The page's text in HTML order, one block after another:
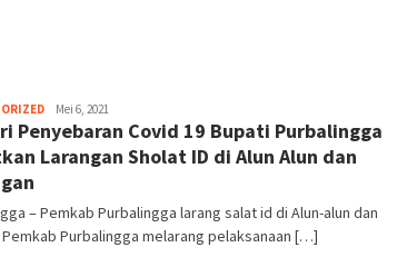
Kejar
Info
Mei 6, 2021
Penyebaran Covid 19 Bupati Purbalingga
Larangan Sholat ID di Alun Alun dan
– Pemkab Purbalingga larang salat id di Alun-alun dan
Purbalingga melarang pelaksanaan […]